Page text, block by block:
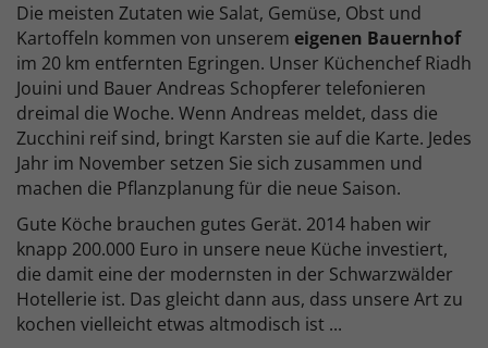
Die meisten Zutaten wie Salat, Gemüse, Obst und
Kartoffeln kommen von unserem eigenen Bauernhof
im 20 km entfernten Egringen. Unser Küchenchef Riadh
Jouini und Bauer Andreas Schopferer telefonieren
dreimal die Woche. Wenn Andreas meldet, dass die
Zucchini reif sind, bringt Karsten sie auf die Karte. Jedes
Jahr im November setzen Sie sich zusammen und
machen die Pflanzplanung für die neue Saison.
Gute Köche brauchen gutes Gerät. 2014 haben wir
knapp 200.000 Euro in unsere neue Küche investiert,
die damit eine der modernsten in der Schwarzwälder
Hotellerie ist. Das gleicht dann aus, dass unsere Art zu
kochen vielleicht etwas altmodisch ist ...